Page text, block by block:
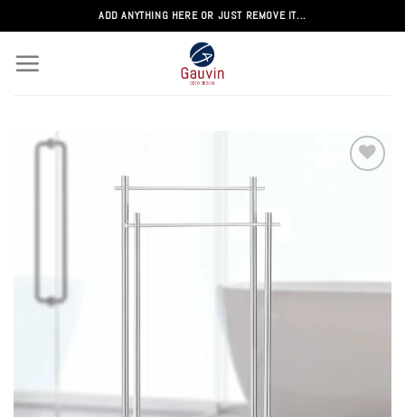
au
contenu
ADD ANYTHING HERE OR JUST REMOVE IT...